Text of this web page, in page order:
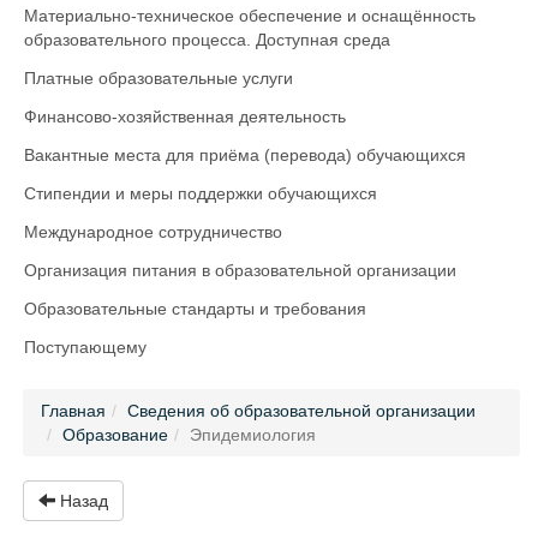
Материально-техническое обеспечение и оснащённость
образовательного процесса. Доступная среда
Платные образовательные услуги
Финансово-хозяйственная деятельность
Вакантные места для приёма (перевода) обучающихся
Стипендии и меры поддержки обучающихся
Международное сотрудничество
Организация питания в образовательной организации
Образовательные стандарты и требования
Поступающему
Главная
Сведения об образовательной организации
Образование
Эпидемиология
Назад